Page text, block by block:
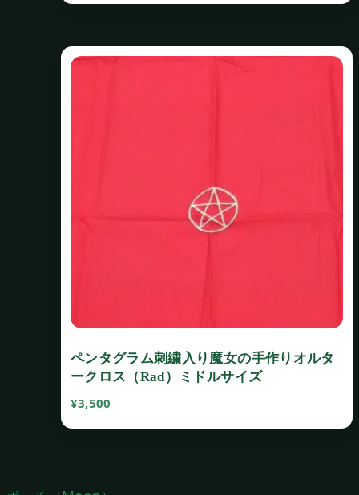
ペンタグラム刺繍入り魔女の手作りオルタ
ークロス（Rad）ミドルサイズ
¥3,500